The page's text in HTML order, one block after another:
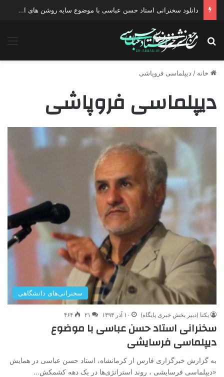
دانلود سخنرانی استاد حسن عباسی با موضوع سایه روشن های انتخاب یک نامزد اصلح
جستجو برای
خانه / دیپلماسی فروپاشی
دیپلماسی فروپاشی
سخنرانی‌های دانشگاهی
یکتا (دبیر بخش خبری پایگاه) ۱۰ آذر ۱۳۹۳ ۲۱ ۴۶۴
سخنرانی استاد حسن عباسی با موضوع
دیپلماسی فرسایشی
به گزارش خبرگزاری فارس از کرمانشاه، استاد حسن عباسی در همایش
«دیپلماسی فرسایشی ، روند استراتژی‌ها در یک دهه کشمکش…